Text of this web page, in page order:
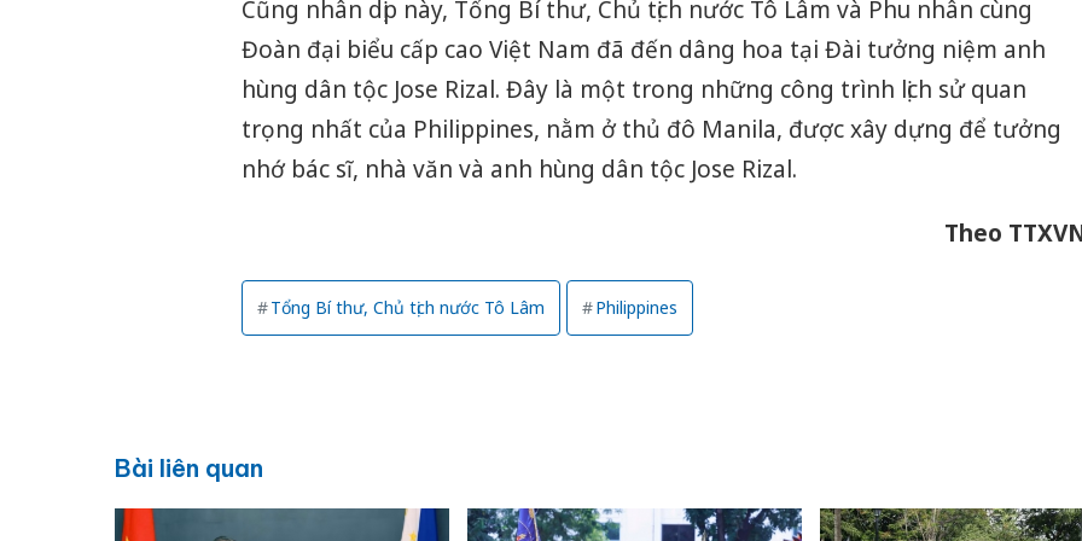
Cũng nhân dịp này, Tổng Bí thư, Chủ tịch nước Tô Lâm và Phu nhân cùng
Đoàn đại biểu cấp cao Việt Nam đã đến dâng hoa tại Đài tưởng niệm anh
hùng dân tộc Jose Rizal. Đây là một trong những công trình lịch sử quan
trọng nhất của Philippines, nằm ở thủ đô Manila, được xây dựng để tưởng
nhớ bác sĩ, nhà văn và anh hùng dân tộc Jose Rizal.
Theo
Tổng Bí thư, Chủ tịch nước Tô Lâm Philippines
Bài liên quan